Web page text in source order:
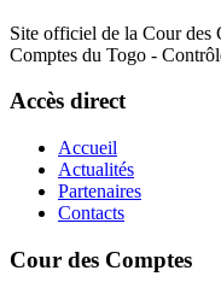
Site officiel de la Cour des
Comptes du Togo -
Accès direct
Accueil
Actualités
Partenaires
Contacts
Cour des Comptes